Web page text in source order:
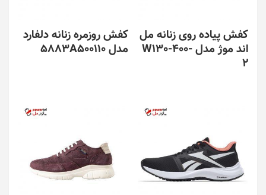
کفش پیاده روی زنانه مل
اند موژ مدل W130-400-
2
کفش روزمره زنانه دلفارد
مدل 5883A500110